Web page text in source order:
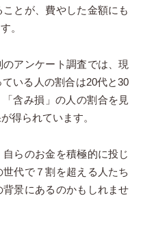
とが、費やした金額にも
。
アンケート調査では、現
いる人の割合は20代と30
含み損」の人の割合を見
得られています。
らのお金を積極的に投じ
代で７割を超える人たち
景にあるのかもしれませ